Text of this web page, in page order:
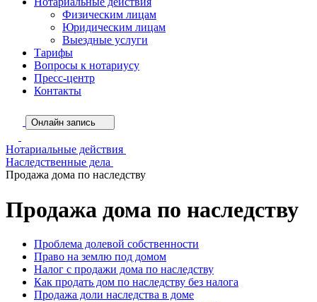
Физическим лицам
Юридическим лицам
Выездные услуги
Тарифы
Вопросы к нотариусу
Пресс-центр
Контакты
Онлайн запись
Нотариальные действия
Наследственные дела
Продажа дома по наследству
Продажа дома по наследству
Проблема долевой собственности
Право на землю под домом
Налог с продажи дома по наследству
Как продать дом по наследству без налога
Продажа доли наследства в доме